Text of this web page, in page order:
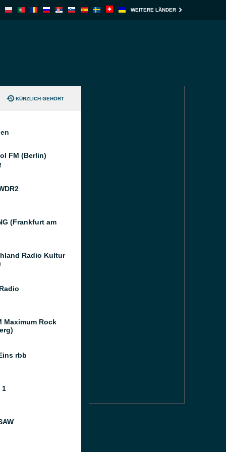
WEITERE LÄNDER
KÜRZLICH GEHÖRT
FM (Berlin)
(Frankfurt am
Radio Kultur
Maximum Rock
rbb
1